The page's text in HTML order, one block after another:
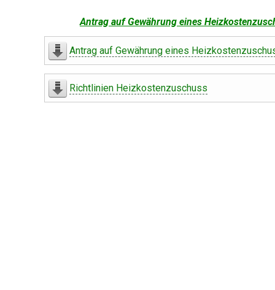
Antrag auf Gewährung eines
Antrag auf Gewährung eines
Richtlinien Heizkostenzuschuss